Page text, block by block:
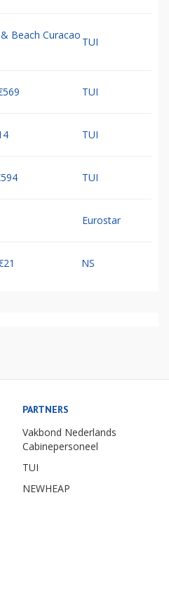
Beach Curacao
TUI
TUI
TUI
TUI
Eurostar
NS
PARTNERS
Vakbond Nederlands
Cabinepersoneel
TUI
NEWHEAP